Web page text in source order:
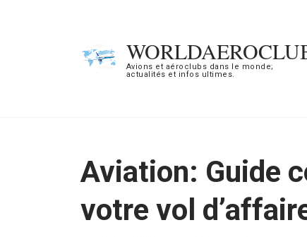
Avions et aéroclubs dans le monde;
actualités et infos ultimes.
Aviation: Guide
votre vol